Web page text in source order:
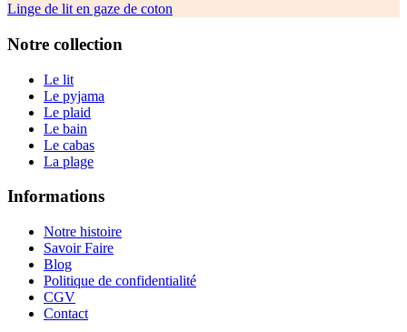
Linge de lit en gaze de coton
Notre collection
Le lit
Le pyjama
Le plaid
Le bain
Le cabas
La plage
Informations
Notre histoire
Savoir Faire
Blog
Politique de confidentialité
CGV
Contact